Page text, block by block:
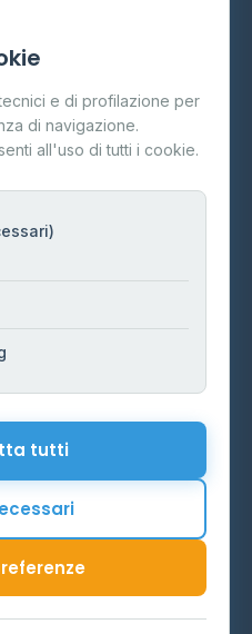
e di profilazione per
di navigazione.
all'uso di tutti i cookie.
tutti